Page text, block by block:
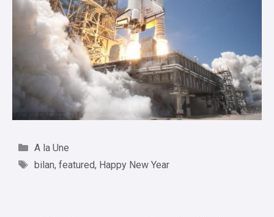
Catégories
A la Une
Étiquettes
bilan, featured, Happy New Year